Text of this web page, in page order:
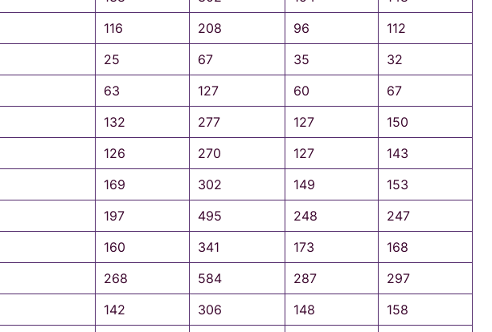
116 208 96
112
25 67 35
32
63 127 60
67
132 277 127
150
126 270 127
143
169 302 149
153
197 495 248
247
160 341 173
168
268 584 287
297
142 306 148
158